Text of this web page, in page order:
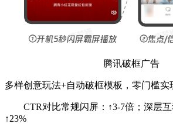
腾讯破框广告
多样创意玩法+自动破框模板，零门槛实
CTR对比常规闪屏：↑3-7倍；深层
↑23%